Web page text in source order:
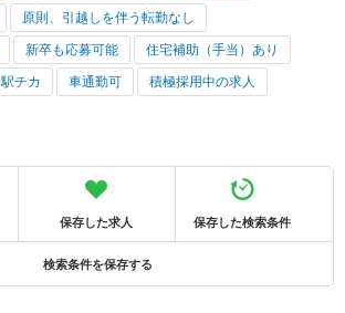
原則、引越しを伴う転勤なし
新卒も応募可能 住宅補助（手当）あり
駅チカ 車通勤可 積極採用中の求人
保存した求人 保存した検索条件
検索条件を保存する